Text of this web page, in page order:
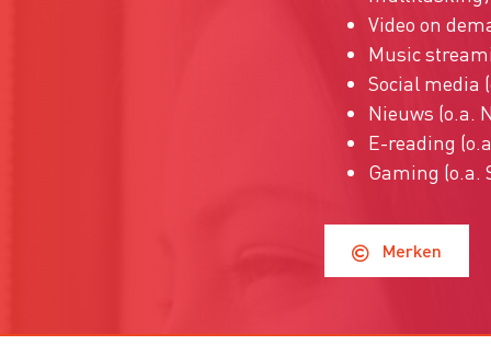
Video on
Music
Social media
Nieuws (o.a.
E-reading
Gaming (o.a.
Merken